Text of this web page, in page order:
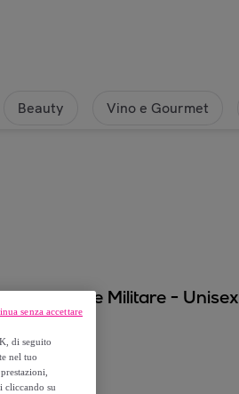
Beauty Vino e Gourmet
- Verde Militare - Unisex
di seguito
nel tuo
cliccando su
senza accettare